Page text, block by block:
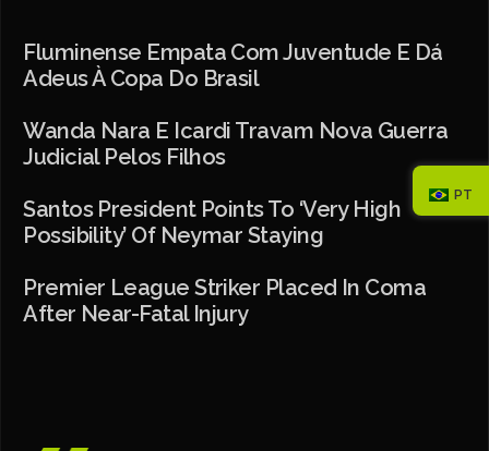
Fluminense Empata Com Juventude E Dá
Adeus À Copa Do Brasil
Wanda Nara E Icardi Travam Nova Guerra
Judicial Pelos Filhos
Santos President Points To ‘very High
Possibility’ Of Neymar Staying
Premier League Striker Placed In Coma
After Near-Fatal Injury
PT